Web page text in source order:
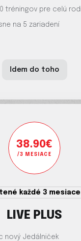
tréningov pre celú
na 5 zariadení
Idem do toho
38.90€
/3 MESIACE
každé 3 mesiace
LIVE PLUS
nový Jedálniček